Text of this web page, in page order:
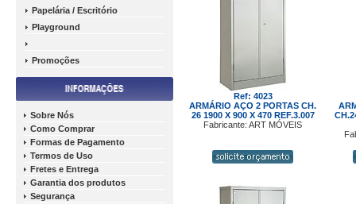
Papelária / Escritório
Playground
Promoções
Sobre Nós
Como Comprar
Formas de Pagamento
Termos de Uso
Fretes e Entrega
Garantia dos produtos
Segurança
Ref: 4023
ARMÁRIO AÇO 2 PORTAS CH.
26 1900 X 900 X 470 REF.3.007
Fabricante: ART MÓVEIS